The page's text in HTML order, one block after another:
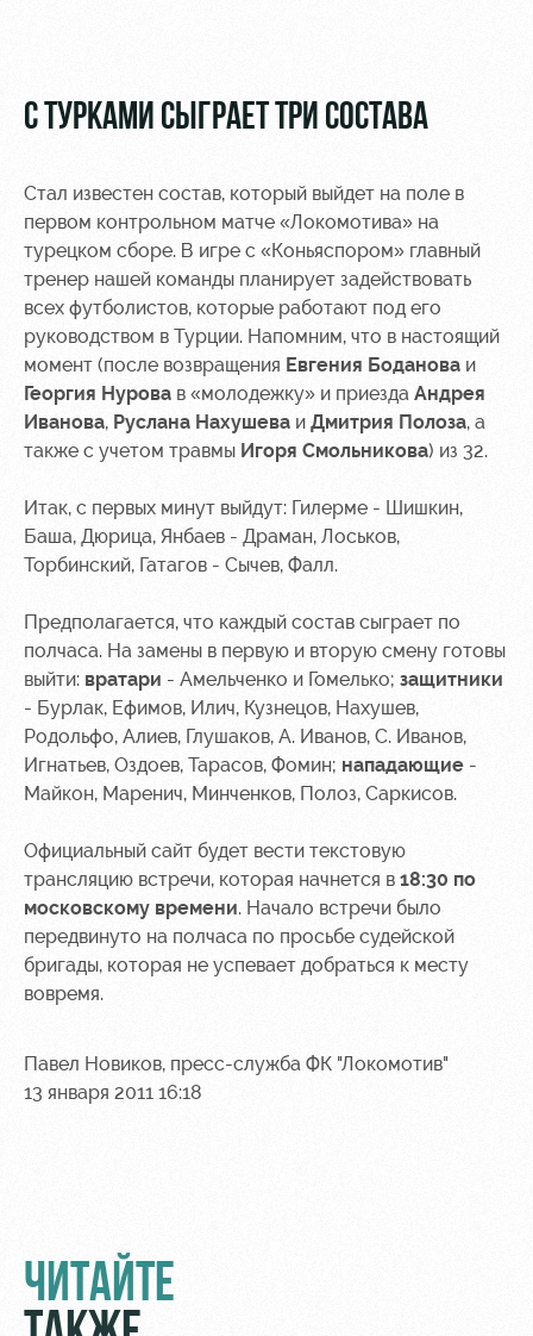
РЖД
Арена
Организация
мероприятий
Аренда
полей
Аренда
площадей
Ледовый
дворец
Локо
Старт
Локо-Лето
Академия
Как
поступить
Руководство
Контакты
Академии
Информация
для
Банковская
карта
«Локомотив»
Заставки
Программа
Карта
болельщика
Парковка
Информация
для
болельщиков
МГН
С ТУРКАМИ СЫГРАЕТ ТРИ СОСТАВА
Стал известен состав, который выйдет на поле в
первом контрольном матче «Локомотива» на
турецком сборе. В игре с «Коньяспором» главный
тренер нашей команды планирует задействовать
всех футболистов, которые работают под его
руководством в Турции. Напомним, что в настоящий
момент (после возвращения Евгения Боданова и
Георгия Нурова в «молодежку» и приезда Андрея
Иванова, Руслана Нахушева и Дмитрия Полоза, а
также с учетом травмы Игоря Смольникова) из 32.
Итак, с первых минут выйдут: Гилерме - Шишкин,
Баша, Дюрица, Янбаев - Драман, Лоськов,
Торбинский, Гатагов - Сычев, Фалл.
Предполагается, что каждый состав сыграет по
полчаса. На замены в первую и вторую смену готовы
выйти: вратари - Амельченко и Гомелько; защитники
- Бурлак, Ефимов, Илич, Кузнецов, Нахушев,
Родольфо, Алиев, Глушаков, А. Иванов, С. Иванов,
Игнатьев, Оздоев, Тарасов, Фомин; нападающие -
Майкон, Маренич, Минченков, Полоз, Саркисов.
Официальный сайт будет вести текстовую
трансляцию встречи, которая начнется в 18:30 по
московскому времени. Начало встречи было
передвинуто на полчаса по просьбе судейской
бригады, которая не успевает добраться к месту
вовремя.
Павел Новиков, пресс-служба ФК "Локомотив"
13 января 2011 16:18
ЧИТАЙТЕ